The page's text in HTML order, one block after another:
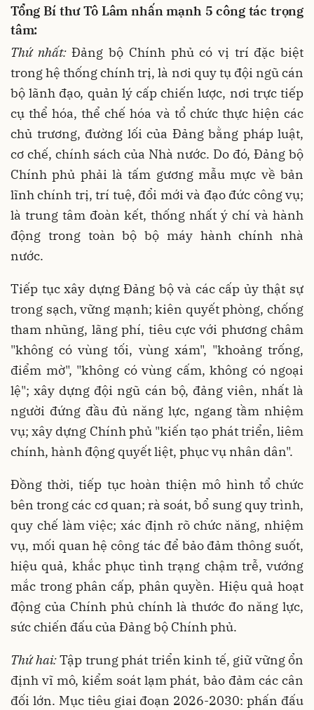
Tổng Bí thư Tô Lâm nhấn mạnh 5 công tác trọng
tâm:
Thứ nhất:Đảng bộ Chính phủ có vị trí đặc biệt
trong hệ thống chính trị, là nơi quy tụ đội ngũ cán
bộ lãnh đạo, quản lý cấp chiến lược, nơi trực tiếp
cụ thể hóa, thể chế hóa và tổ chức thực hiện các
chủ trương, đường lối của Đảng bằng pháp luật,
cơ chế, chính sách của Nhà nước. Do đó, Đảng bộ
Chính phủ phải là tấm gương mẫu mực về bản
lĩnh chính trị, trí tuệ, đổi mới và đạo đức công vụ;
là trung tâm đoàn kết, thống nhất ý chí và hành
động trong toàn bộ bộ máy hành chính nhà
nước.
Tiếp tục xây dựng Đảng bộ và các cấp ủy thật sự
trong sạch, vững mạnh; kiên quyết phòng, chống
tham nhũng, lãng phí, tiêu cực với phương châm
"không có vùng tối, vùng xám", "khoảng trống,
điểm mờ", "không có vùng cấm, không có ngoại
lệ"; xây dựng đội ngũ cán bộ, đảng viên, nhất là
người đứng đầu đủ năng lực, ngang tầm nhiệm
vụ; xây dựng Chính phủ "kiến tạo phát triển, liêm
chính, hành động quyết liệt, phục vụ nhân dân".
Đồng thời, tiếp tục hoàn thiện mô hình tổ chức
bên trong các cơ quan; rà soát, bổ sung quy trình,
quy chế làm việc; xác định rõ chức năng, nhiệm
vụ, mối quan hệ công tác để bảo đảm thông suốt,
hiệu quả, khắc phục tình trạng chậm trễ, vướng
mắc trong phân cấp, phân quyền. Hiệu quả hoạt
động của Chính phủ chính là thước đo năng lực,
sức chiến đấu của Đảng bộ Chính phủ.
Thứ hai:Tập trung phát triển kinh tế, giữ vững ổn
định vĩ mô, kiểm soát lạm phát, bảo đảm các cân
đối lớn. Mục tiêu giai đoạn 2026-2030: phấn đấu